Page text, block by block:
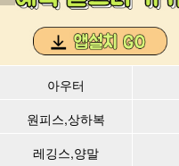
아우터
원피스,상하복
레깅스,양말